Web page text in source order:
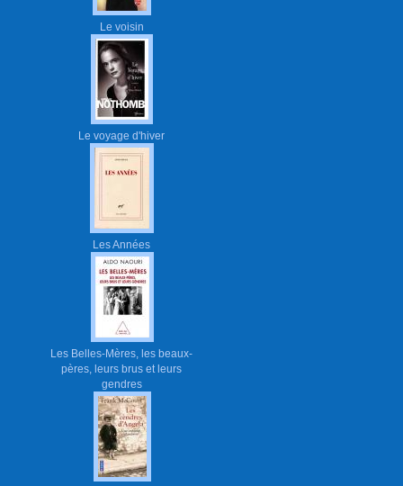
Le voisin
Le voyage d'hiver
Les Années
Les Belles-Mères, les beaux-
pères, leurs brus et leurs
gendres